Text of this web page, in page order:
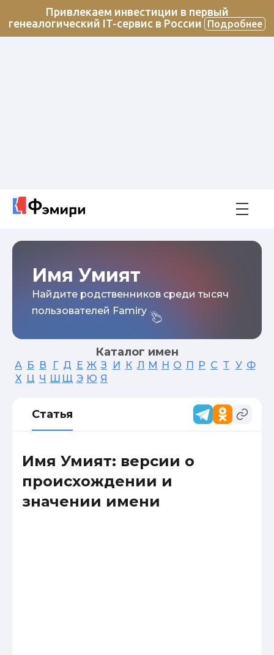
Привлекаем инвестиции в первый
генеалогический IT-сервис в России
Подробнее
Имя Умият
Найдите родственников среди тысяч
пользователей Famiry
Каталог имен
А Б В Г Д Е Ж З И К Л М Н О П Р С Т У Ф
Х Ц Ч Ш Щ Э Ю Я
Статья
Имя Умият: версии о
происхождении и
значении имени